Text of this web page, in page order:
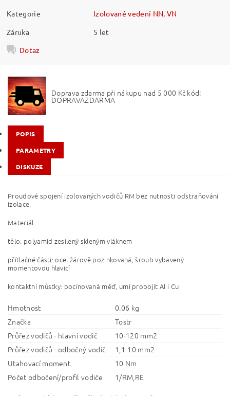
Kategorie
Izolované vedení NN, VN
Záruka
5 let
Dotaz
Doprava zdarma při nákupu nad 5 000 Kč kód:
DOPRAVAZDARMA
POPIS
PARAMETRY
DISKUZE
Proudové spojení izolovaných vodičů RM bez nutnosti odstraňování
izolace.
Materiál
tělo: polyamid zesílený skleným vláknem
přítlačné části: ocel žárově pozinkovaná, šroub vybavený
momentovou hlavicí
kontaktní můstky: pocínovaná měď, umí propojit Al i Cu
Hmotnost
0.06 kg
Značka
Tostr
Průřez vodičů - hlavní vodič
10-120 mm2
Průřez vodičů - odbočný vodič
1,1-10 mm2
Utahovací moment
10 Nm
Počet odbočení/profil vodiče
1/RM,RE